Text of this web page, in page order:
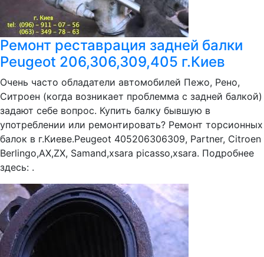
Ремонт реставрация задней балки
Peugeot 206,306,309,405 г.Киев
Очень часто обладатели автомобилей Пежо, Рено,
Ситроен (когда возникает проблемма с задней балкой)
задают себе вопрос. Купить балку бывшую в
употреблении или ремонтировать? Ремонт торсионных
балок в г.Киеве.Peugeot 405206306309, Partner, Citroen
Berlingo,АХ,ZX, Samand,xsara picasso,xsara. Подробнее
здесь: .